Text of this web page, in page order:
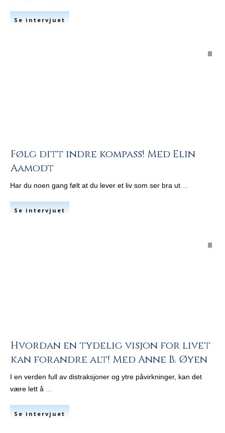
Se intervjuet
Følg ditt indre kompass! Med Elin
Aamodt
Har du noen gang følt at du lever et liv som ser bra ut
Se intervjuet
Hvordan en tydelig visjon for livet
kan forandre alt! Med Anne B. Øyen
I en verden full av distraksjoner og ytre påvirkninger, kan det
være lett å
Se intervjuet